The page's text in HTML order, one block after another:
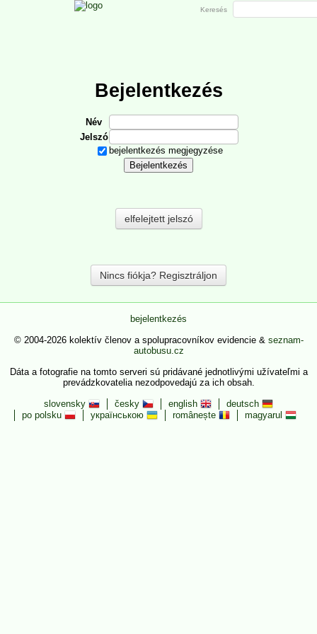
Bejelentkezés
Név
Jelszó
bejelentkezés megjegyzése
elfelejtett jelszó
Nincs fiókja? Regisztráljon
Keresés
bejelentkezés
© 2004-2026 kolektív členov a spolupracovníkov evidencie & seznam-
autobusu.cz
Dáta a fotografie na tomto serveri sú pridávané jednotlivými užívateľmi a
prevádzkovatelia nezodpovedajú za ich obsah.
slovensky
česky english
deutsch
po polsku
українською românește magyarul